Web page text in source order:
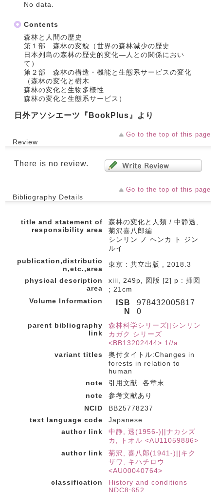
No data.
Contents
森林と人間の歴史
第１部 森林の変貌（世界の森林減少の歴史
日本列島の森林の歴史的変化―人との関係におい
て）
第２部 森林の構造・機能と生態系サービスの変化
（森林の変化と樹木
森林の変化と生物多様性
森林の変化と生態系サービス）
日外アソシエーツ『BookPlus』より
Go to the top of this page
Review
There is no review.
Go to the top of this page
Bibliography Details
title and statement of
responsibility area
森林の変化と人類 / 中静透,
菊沢喜八郎編
シンリン ノ ヘンカ ト ジン
ルイ
publication,distributio
n,etc.,area
東京 : 共立出版 , 2018.3
physical description
area
xiii, 249p, 図版 [2] p : 挿図
; 21cm
Volume Information
ISB
N
978432005817
0
parent bibliography
link
森林科学シリーズ||シンリン
カガク シリーズ
<BB13202444> 1//a
variant titles
奥付タイトル:Changes in
forests in relation to
human
note
引用文献: 各章末
note
参考文献あり
NCID
BB25778237
text language code
Japanese
author link
中静, 透(1956-)||ナカシズ
カ, トオル <AU11059886>
author link
菊沢, 喜八郎(1941-)||キク
ザワ, キハチロウ
<AU00040764>
classification
History and conditions
NDC8:652